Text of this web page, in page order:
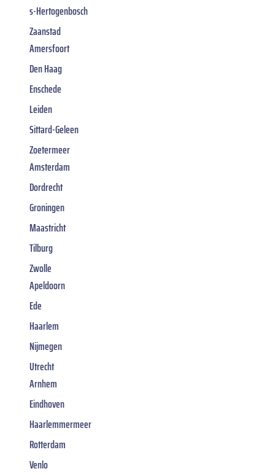
s-Hertogenbosch
Zaanstad
Amersfoort
Den Haag
Enschede
Leiden
Sittard-Geleen
Zoetermeer
Amsterdam
Dordrecht
Groningen
Maastricht
Tilburg
Zwolle
Apeldoorn
Ede
Haarlem
Nijmegen
Utrecht
Arnhem
Eindhoven
Haarlemmermeer
Rotterdam
Venlo